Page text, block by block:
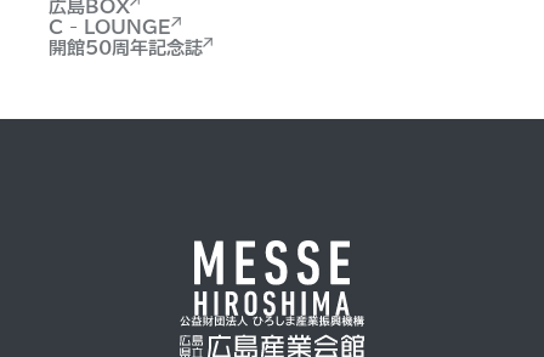
広島BOX
C - LOUNGE
開館50周年記念誌